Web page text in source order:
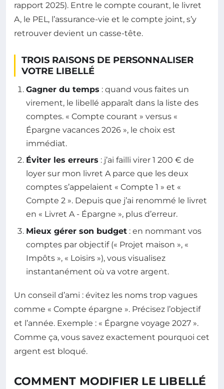
rapport 2025). Entre le compte courant, le livret
A, le PEL, l’assurance-vie et le compte joint, s’y
retrouver devient un casse-tête.
TROIS RAISONS DE PERSONNALISER
VOTRE LIBELLÉ
Gagner du temps : quand vous faites un
virement, le libellé apparaît dans la liste des
comptes. « Compte courant » versus «
Épargne vacances 2026 », le choix est
immédiat.
Éviter les erreurs : j’ai failli virer 1 200 € de
loyer sur mon livret A parce que les deux
comptes s’appelaient « Compte 1 » et «
Compte 2 ». Depuis que j’ai renommé le livret
en « Livret A - Épargne », plus d’erreur.
Mieux gérer son budget : en nommant vos
comptes par objectif (« Projet maison », «
Impôts », « Loisirs »), vous visualisez
instantanément où va votre argent.
Un conseil d’ami : évitez les noms trop vagues
comme « Compte épargne ». Précisez l’objectif
et l’année. Exemple : « Épargne voyage 2027 ».
Comme ça, vous savez exactement pourquoi cet
argent est bloqué.
COMMENT MODIFIER LE LIBELLÉ